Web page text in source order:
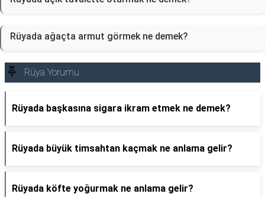
Rüyada ağaçta armut görmek ne demek?
Rüya Yorumu
Rüyada başkasına sigara ikram etmek ne demek?
Rüyada büyük timsahtan kaçmak ne anlama gelir?
Rüyada köfte yoğurmak ne anlama gelir?